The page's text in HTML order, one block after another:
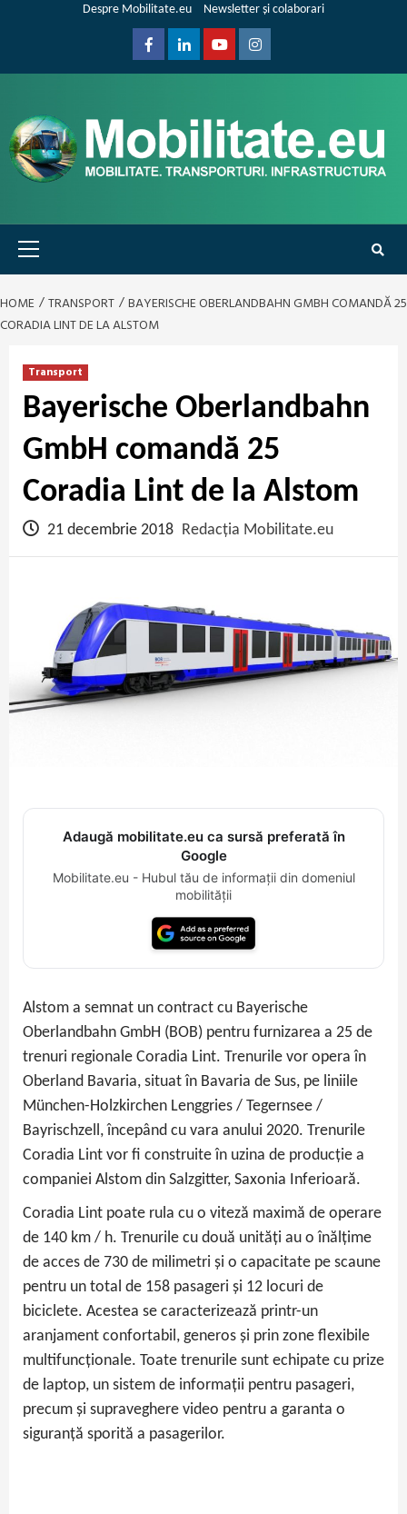
Despre Mobilitate.eu Newsletter și colaborari
FacebookLinkedinYoutubeInstagram
Primary
Menu
HOME TRANSPORT
BAYERISCHE OBERLANDBAHN GMBH COMANDĂ 25
CORADIA LINT DE LA ALSTOM
Transport
Bayerische Oberlandbahn
GmbH comandă 25
Coradia Lint de la Alstom
21 decembrie 2018 Redacția Mobilitate.eu
Adaugă mobilitate.eu ca sursă preferată în
Google
Mobilitate.eu - Hubul tău de informații din domeniul
mobilității
Alstom a semnat un contract cu Bayerische
Oberlandbahn GmbH (BOB) pentru furnizarea a 25 de
trenuri regionale Coradia Lint. Trenurile vor opera în
Oberland Bavaria, situat în Bavaria de Sus, pe liniile
München-Holzkirchen Lenggries / Tegernsee /
Bayrischzell, începând cu vara anului 2020. Trenurile
Coradia Lint vor fi construite în uzina de producție a
companiei Alstom din Salzgitter, Saxonia Inferioară.
Coradia Lint poate rula cu o viteză maximă de operare
de 140 km / h. Trenurile cu două unități au o înălțime
de acces de 730 de milimetri și o capacitate pe scaune
pentru un total de 158 pasageri și 12 locuri de
biciclete. Acestea se caracterizează printr-un
aranjament confortabil, generos și prin zone flexibile
multifuncționale. Toate trenurile sunt echipate cu prize
de laptop, un sistem de informații pentru pasageri,
precum și supraveghere video pentru a garanta o
siguranță sporită a pasagerilor.